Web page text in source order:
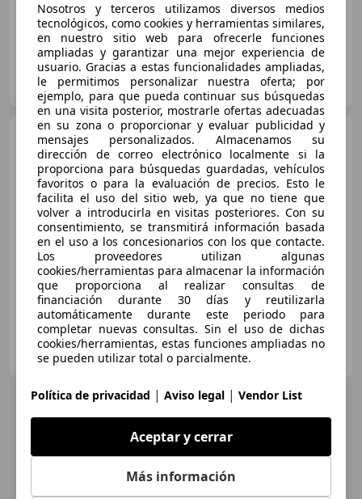
AUTOS MOLIERE SEVILLA
ES-41500 ALCALA DE GUADAIRA
Opel Corsa1.2 XHL 100CV
GS
€ 13.750
Preciojusto
03/2025 25.905 km Gasolina 74 kW (101 CV)
CLICK AUTOS SANTANDER
ES-39600 CAMARGO
Nosotros y terceros utilizamos diversos medios
tecnológicos, como cookies y herramientas similares,
en nuestro sitio web para ofrecerle funciones
ampliadas y garantizar una mejor experiencia de
usuario. Gracias a estas funcionalidades ampliadas,
le permitimos personalizar nuestra oferta; por
ejemplo, para que pueda continuar sus búsquedas
en una visita posterior, mostrarle ofertas adecuadas
en su zona o proporcionar y evaluar publicidad y
mensajes personalizados. Almacenamos su
dirección de correo electrónico localmente si la
proporciona para búsquedas guardadas, vehículos
favoritos o para la evaluación de precios. Esto le
facilita el uso del sitio web, ya que no tiene que
volver a introducirla en visitas posteriores. Con su
consentimiento, se transmitirá información basada
en el uso a los concesionarios con los que contacte.
Los proveedores utilizan algunas
cookies/herramientas para almacenar la información
que proporciona al realizar consultas de
financiación durante 30 días y reutilizarla
automáticamente durante este periodo para
completar nuevas consultas. Sin el uso de dichas
cookies/herramientas, estas funciones ampliadas no
se pueden utilizar total o parcialmente.
Política de privacidad | Aviso legal | Vendor List
Aceptar y cerrar
Más información